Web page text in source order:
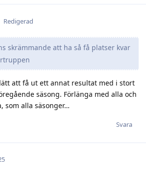
Redigerad
skrämmande att ha så få platser kvar
att få ut ett annat resultat med i stort
säsong. Förlänga med alla och
som alla säsonger…
Svara